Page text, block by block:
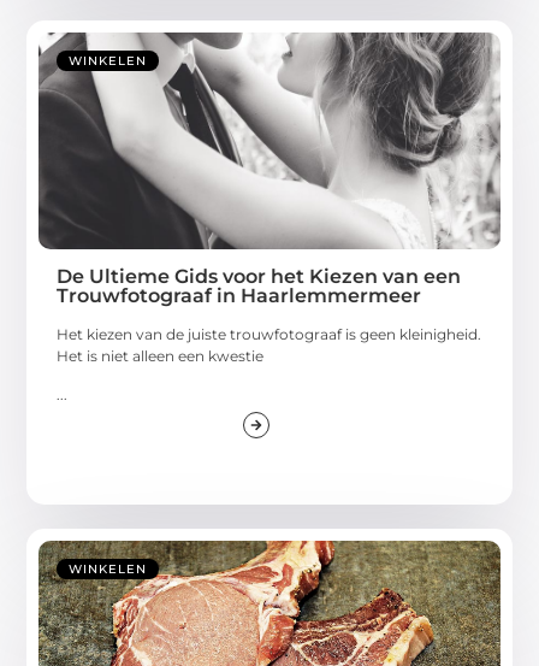
WINKELEN
De Ultieme Gids voor het Kiezen van een
Trouwfotograaf in Haarlemmermeer
Het kiezen van de juiste trouwfotograaf is geen kleinigheid.
Het is niet alleen een kwestie
WINKELEN